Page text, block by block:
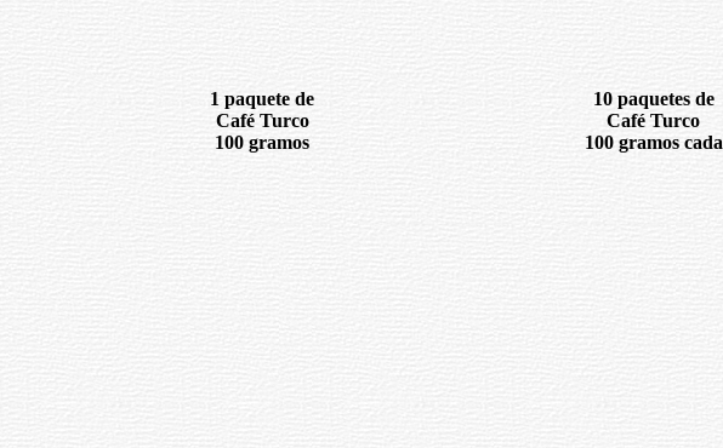
1 paquete de
Café Turco
100 gramos
10 paquetes de
Café Turco
100 gramos cada